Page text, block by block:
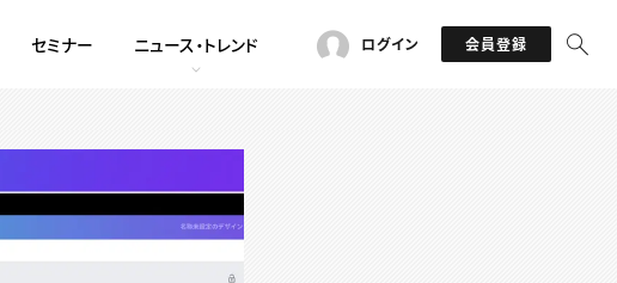
セミナー ニュース・トレンド ログイン 会員登録